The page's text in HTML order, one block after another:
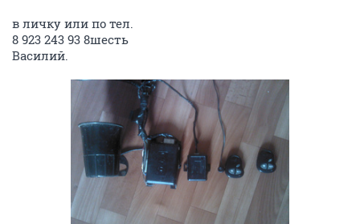
в личку или по тел.
8 923 243 93 8шесть
Василий.